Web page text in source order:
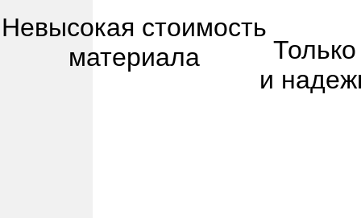
Невысокая стоимость
материала
и